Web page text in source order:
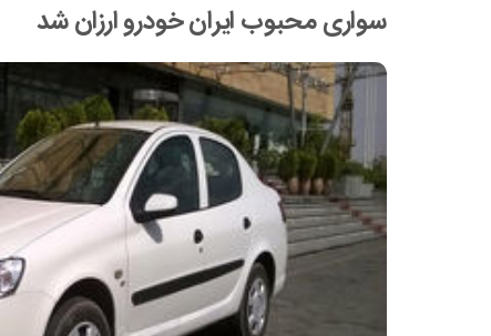
سواری محبوب ایران خودرو ارزان شد